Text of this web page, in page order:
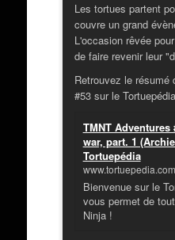
Les tortues partent
couvre un grand
L'occasion rêvée
de faire revenir leur
Retrouvez le résumé
#53 sur le
TMNT
war, part. 1
Tortuepédia
www.tortuepedia.com
Bienvenue sur le
vous permet de
Ninja !